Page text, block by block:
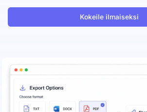
Kokeile ilmaiseksi